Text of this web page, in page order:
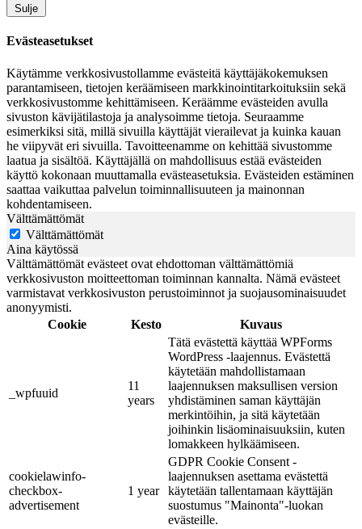
Sulje
Evästeasetukset
Käytämme verkkosivustollamme evästeitä käyttäjäkokemuksen
parantamiseen, tietojen keräämiseen markkinointitarkoituksiin sekä
verkkosivustomme kehittämiseen. Keräämme evästeiden avulla
sivuston kävijätilastoja ja analysoimme tietoja. Seuraamme
esimerkiksi sitä, millä sivuilla käyttäjät vierailevat ja kuinka kauan
he viipyvät eri sivuilla. Tavoitteenamme on kehittää sivustomme
laatua ja sisältöä. Käyttäjällä on mahdollisuus estää evästeiden
käyttö kokonaan muuttamalla evästeasetuksia. Evästeiden estäminen
saattaa vaikuttaa palvelun toiminnallisuuteen ja mainonnan
kohdentamiseen.
Välttämättömät
Välttämättömät
Aina käytössä
Välttämättömät evästeet ovat ehdottoman välttämättömiä
verkkosivuston moitteettoman toiminnan kannalta. Nämä evästeet
varmistavat verkkosivuston perustoiminnot ja suojausominaisuudet
anonyymisti.
Cookie
Kesto Kuvaus
_wpfuuid
11
years
Tätä evästettä käyttää WPForms
WordPress -laajennus. Evästettä
käytetään mahdollistamaan
laajennuksen maksullisen version
yhdistäminen saman käyttäjän
merkintöihin, ja sitä käytetään
joihinkin lisäominaisuuksiin, kuten
lomakkeen hylkäämiseen.
cookielawinfo-
checkbox-
advertisement
1 year
GDPR Cookie Consent -
laajennuksen asettama evästettä
käytetään tallentamaan käyttäjän
suostumus "Mainonta"-luokan
evästeille.